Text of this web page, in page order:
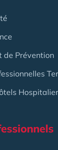
de Prévention